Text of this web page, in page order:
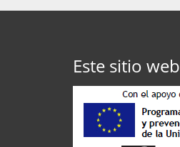
Este sitio web